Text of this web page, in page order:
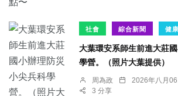
社會 綜合新聞 健康
大葉環安系師生前進大莊
學營。（照片大葉提供）
周為政 2026年八月06
3 分享